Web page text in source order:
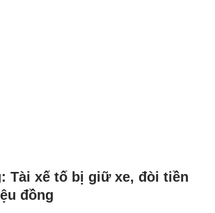
Tài xế tố bị giữ xe, đòi tiền
đồng